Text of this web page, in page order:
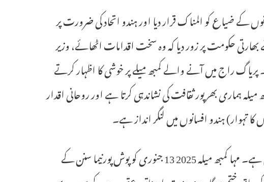
کے ضیاع کو المناک قرار دیا اور ہندو اتحاد کی ضرورت پر
بھارتی حکومت پر زور دیا کہ وہ سخت اقدامات اٹھائے، وزیر
راج میں آنے والے کمبھ میلے پر خوشی کا اظہار کرتے
ہماری بھرپور ثقافت کی نشاندہی کرتا ہے اور روحانی اقدار
تہوار) ہندو افسانوں میں لنگر انداز ہے۔
یہ دنیا کا سب سے بڑا عوامی اجتماع اور ایمان کا اجتماعی عمل ہے۔ مہا کمبھ میلہ 2025 13 جنوری کو پوش پورنیما سنن کے